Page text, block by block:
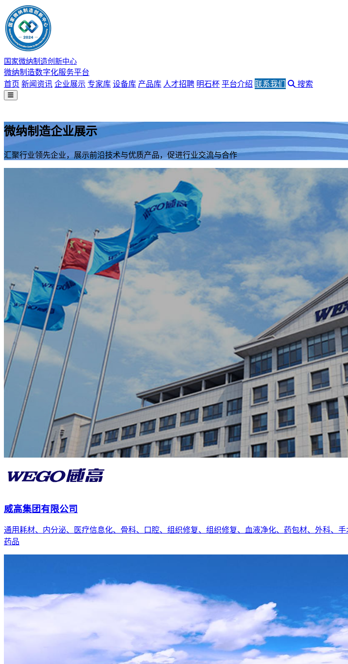
国家微纳制造创新中心
微纳制造数字化服务平台
首页 新闻资讯企业展示 专家库设备库 产品库 人才招聘 明石杯平台介绍 联系我们 搜索
微纳制造企业展示
汇聚行业领先企业，展示前沿技术与优质产品，促进行业交流与合作
威高集团有限公司
通用耗材、内分泌、医疗信息化、骨科、口腔、组织修复、组织修复、血液净化、药包材、外科、
药品